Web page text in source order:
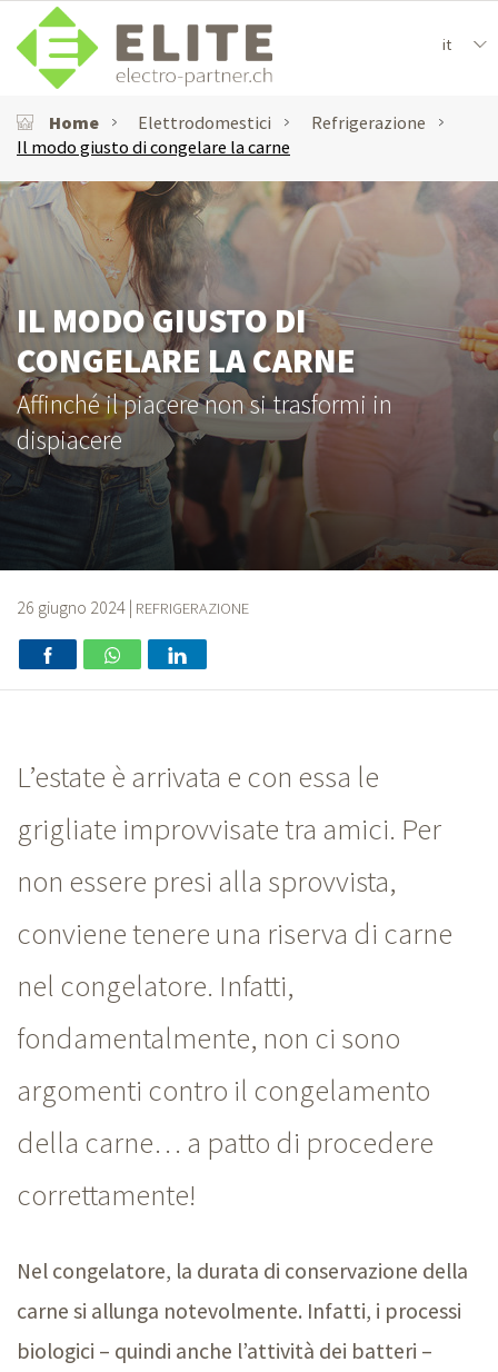
it
Home Elettrodomestici
Refrigerazione
Il modo giusto di congelare la carne
IL MODO GIUSTO DI
CONGELARE LA CARNE
Affinché il piacere non si trasformi in
dispiacere
26 giugno 2024 | REFRIGERAZIONE
L’estate è arrivata e con essa le
grigliate improvvisate tra amici. Per
non essere presi alla sprovvista,
conviene tenere una riserva di carne
nel congelatore. Infatti,
fondamentalmente, non ci sono
argomenti contro il congelamento
della carne… a patto di procedere
correttamente!
Nel congelatore, la durata di conservazione della
carne si allunga notevolmente. Infatti, i processi
biologici – quindi anche l’attività dei batteri –